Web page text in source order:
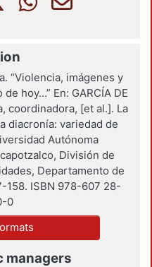
“Violencia, imágenes y
hoy…” En: GARCÍA DE
coordinadora, [et al.]. La
diacronía: variedad de
Autónoma
División de
Departamento de
158. ISBN 978-607 28-
0
managers